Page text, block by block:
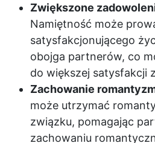
Zwiększone
Namiętność może
satysfakcjonującego
obojga partnerów, co
do większej satysfakcji
Zachowanie
może utrzymać
związku, pomagając
zachowaniu